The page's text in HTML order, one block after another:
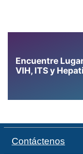
Encuentre
VIH, ITS y
Contáctenos